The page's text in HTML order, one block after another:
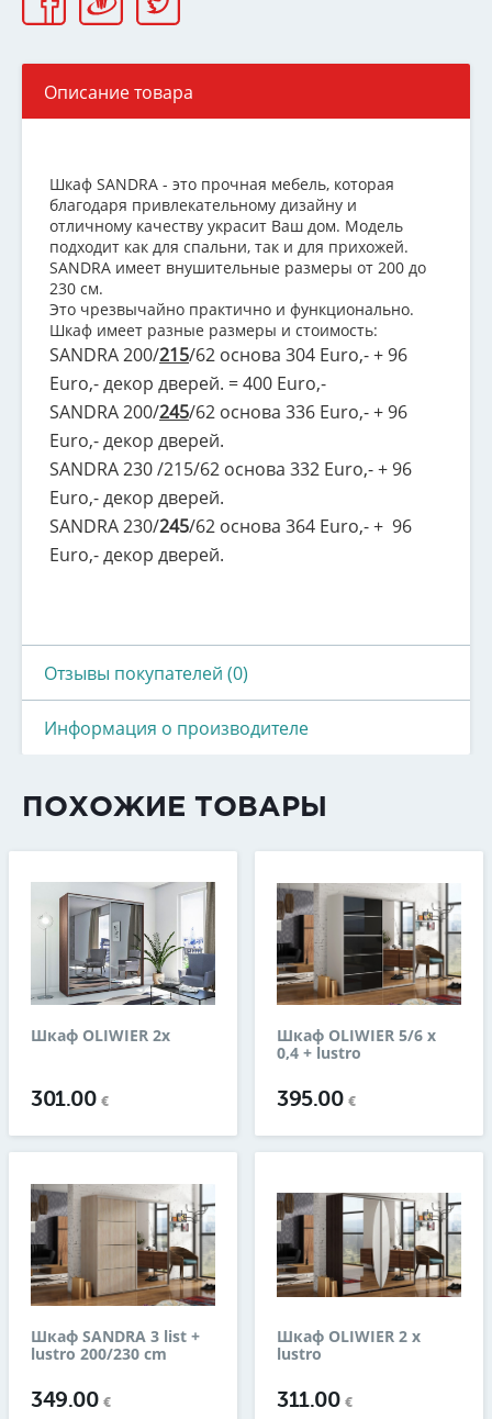
Описание товара
Шкаф SANDRA - это прочная мебель, которая
благодаря привлекательному дизайну и
отличному качеству украсит Ваш дом. Модель
подходит как для спальни, так и для прихожей.
SANDRA имеет внушительные размеры от 200 до
230 см.
Это чрезвычайно практично и функционально.
Шкаф имеет разные размеры и стоимость:
SANDRA 200/215/62 основа 304 Euro,- + 96
Euro,- декор дверей. = 400 Euro,-
SANDRA 200/245/62 основа 336 Euro,- + 96
Euro,- декор дверей.
SANDRA 230 /215/62 основа 332 Euro,- + 96
Euro,- декор дверей.
SANDRA 230/245/62 основа 364 Euro,- + 96
Euro,- декор дверей.
Отзывы покупателей (0)
Информация о производителе
ПОХОЖИЕ ТОВАРЫ
Шкаф OLIWIER 2x
301.00€
Шкаф OLIWIER 5/6 x
0,4 + lustro
395.00€
Шкаф SANDRA 3 list +
lustro 200/230 cm
349.00€
Шкаф OLIWIER 2 x
lustro
311.00€